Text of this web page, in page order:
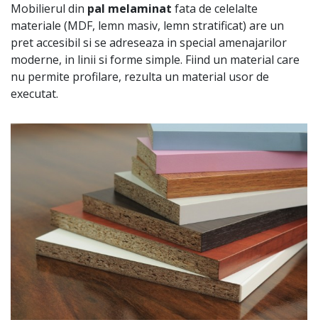
Mobilierul din pal melaminat fata de celelalte
materiale (MDF, lemn masiv, lemn stratificat) are un
pret accesibil si se adreseaza in special amenajarilor
moderne, in linii si forme simple. Fiind un material care
nu permite profilare, rezulta un material usor de
executat.